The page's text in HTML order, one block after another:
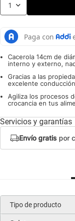
1
Cacerola 14cm de
interno y externo,
Gracias a las
excelente
Agiliza los procesos
crocancia en tus
Servicios y garantías
Envío gratis por
Tipo de producto